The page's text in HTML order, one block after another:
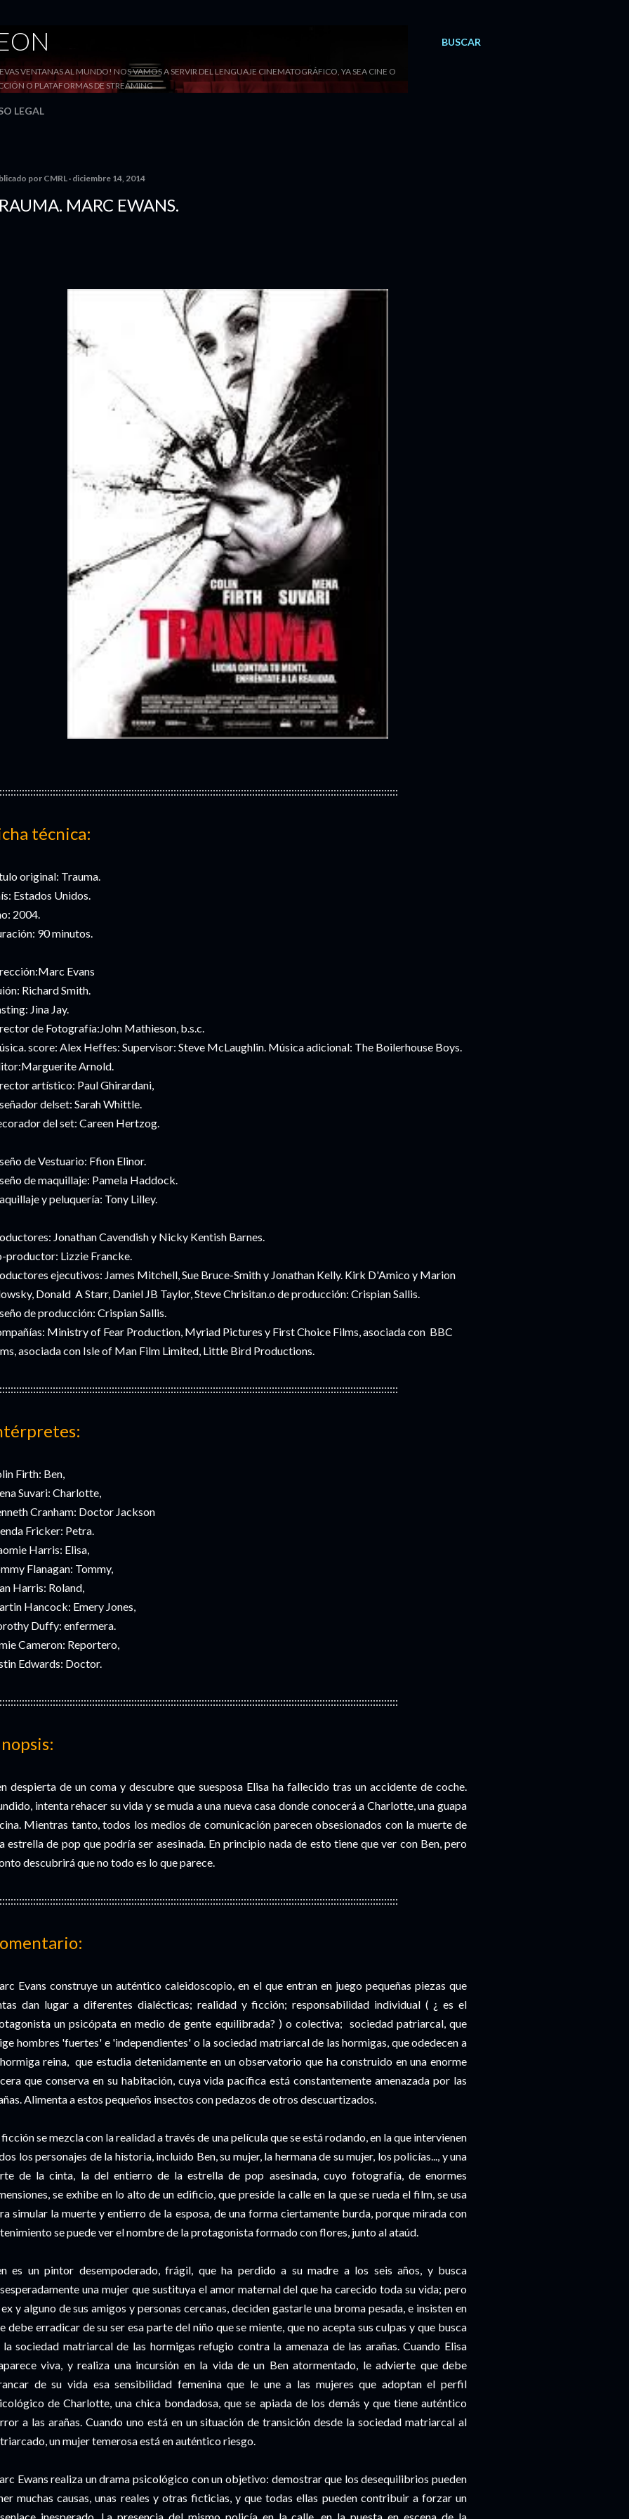
BUSCAR
VENTANAS AL MUNDO! NOS VAMOS A SERVIR DEL LENGUAJE CINEMATOGRÁFICO, YA SEA CINE O
O PLATAFORMAS DE STREAMING
LEGAL
porCMRL diciembre 14, 2014
MARC EWANS.
técnica:
original: Trauma.
Estados Unidos.
2004.
90 minutos.
Evans
Richard Smith.
Jina Jay.
de Fotografía:John Mathieson, b.s.c.
score: Alex Heffes: Supervisor: Steve McLaughlin. Música adicional: The Boilerhouse Boys.
Arnold.
artístico: Paul Ghirardani,
delset: Sarah Whittle.
del set: Careen Hertzog.
de Vestuario: Ffion Elinor.
de maquillaje: Pamela Haddock.
y peluquería: Tony Lilley.
Jonathan Cavendish y Nicky Kentish Barnes.
productor: Lizzie Francke.
ejecutivos: James Mitchell, Sue Bruce-Smith y Jonathan Kelly. Kirk D'Amico y Marion
Donald A Starr, Daniel JB Taylor, Steve Chrisitan.o de producción: Crispian Sallis.
de producción: Crispian Sallis.
Ministry of Fear Production, Myriad Pictures y First Choice Films, asociada con BBC
asociada con Isle of Man Film Limited, Little Bird Productions.
Firth: Ben,
Suvari: Charlotte,
Cranham: Doctor Jackson
Fricker: Petra.
Harris: Elisa,
Flanagan: Tommy,
Harris: Roland,
Hancock: Emery Jones,
Duffy: enfermera.
Cameron: Reportero,
Edwards: Doctor.
despierta de un coma y descubre que suesposa Elisa ha fallecido tras un accidente de coche.
intenta rehacer su vida y se muda a una nueva casa donde conocerá a Charlotte, una guapa
Mientras tanto, todos los medios de comunicación parecen obsesionados con la muerte de
estrella de pop que podría ser asesinada. En principio nada de esto tiene que ver con Ben, pero
descubrirá que no todo es lo que parece.
Evans construye un auténtico caleidoscopio, en el que entran en juego pequeñas piezas que
dan lugar a diferentes dialécticas; realidad y ficción; responsabilidad individual ( ¿ es el
un psicópata en medio de gente equilibrada? ) o colectiva; sociedad patriarcal, que
hombres 'fuertes' e 'independientes' o la sociedad matriarcal de las hormigas, que odedecen a
reina, que estudia detenidamente en un observatorio que ha construido en una enorme
que conserva en su habitación, cuya vida pacífica está constantemente amenazada por las
Alimenta a estos pequeños insectos con pedazos de otros descuartizados.
ficción se mezcla con la realidad a través de una película que se está rodando, en la que intervienen
los personajes de la historia, incluido Ben, su mujer, la hermana de su mujer, los policías..., y una
de la cinta, la del entierro de la estrella de pop asesinada, cuyo fotografía, de enormes
se exhibe en lo alto de un edificio, que preside la calle en la que se rueda el film, se usa
simular la muerte y entierro de la esposa, de una forma ciertamente burda, porque mirada con
se puede ver el nombre de la protagonista formado con flores, junto al ataúd.
es un pintor desempoderado, frágil, que ha perdido a su madre a los seis años, y busca
una mujer que sustituya el amor maternal del que ha carecido toda su vida; pero
y alguno de sus amigos y personas cercanas, deciden gastarle una broma pesada, e insisten en
debe erradicar de su ser esa parte del niño que se miente, que no acepta sus culpas y que busca
la sociedad matriarcal de las hormigas refugio contra la amenaza de las arañas. Cuando Elisa
viva, y realiza una incursión en la vida de un Ben atormentado, le advierte que debe
de su vida esa sensibilidad femenina que le une a las mujeres que adoptan el perfil
de Charlotte, una chica bondadosa, que se apiada de los demás y que tiene auténtico
a las arañas. Cuando uno está en un situación de transición desde la sociedad matriarcal al
un mujer temerosa está en auténtico riesgo.
Ewans realiza un drama psicológico con un objetivo: demostrar que los desequilibrios pueden
muchas causas, unas reales y otras ficticias, y que todas ellas pueden contribuir a forzar un